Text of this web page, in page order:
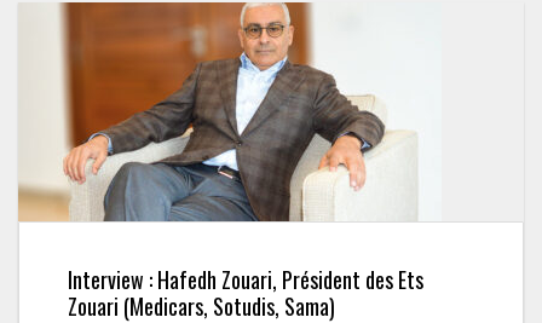
Interview : Hafedh Zouari, Président des Ets
Zouari (Medicars, Sotudis, Sama)